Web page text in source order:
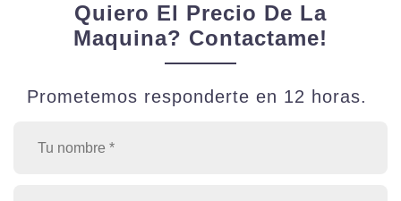
Quiero El Precio De La
Maquina? Contactame!
Prometemos responderte en 12 horas.